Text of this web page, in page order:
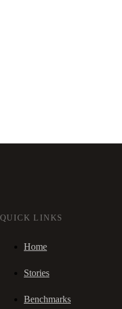
QUICK LINKS
Home
Stories
Benchmarks